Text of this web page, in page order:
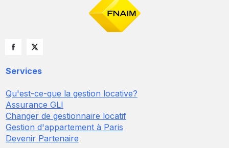
Services
Qu'est-ce-que la gestion locative?
Assurance GLI
Changer de gestionnaire locatif
Gestion d'appartement à Paris
Devenir Partenaire